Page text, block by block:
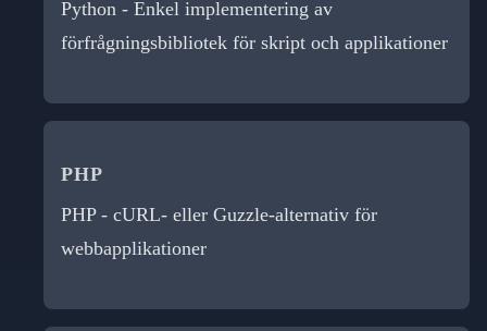
Python - Enkel implementering av
förfrågningsbibliotek för skript och applikationer
PHP
PHP - cURL- eller Guzzle-alternativ för
webbapplikationer